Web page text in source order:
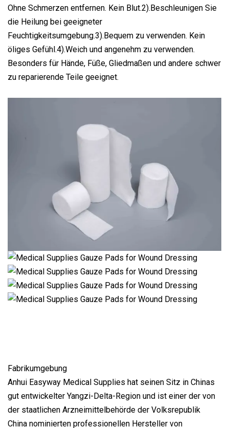
Ohne Schmerzen entfernen. Kein Blut.2).Beschleunigen Sie
die Heilung bei geeigneter
Feuchtigkeitsumgebung.3).Bequem zu verwenden. Kein
öliges Gefühl.4).Weich und angenehm zu verwenden.
Besonders für Hände, Füße, Gliedmaßen und andere schwer
zu reparierende Teile geeignet.
Fabrikumgebung
Anhui Easyway Medical Supplies hat seinen Sitz in Chinas
gut entwickelter Yangzi-Delta-Region und ist einer der von
der staatlichen Arzneimittelbehörde der Volksrepublik
China nominierten professionellen Hersteller von